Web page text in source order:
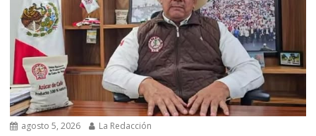
agosto 5, 2026 La Redacción